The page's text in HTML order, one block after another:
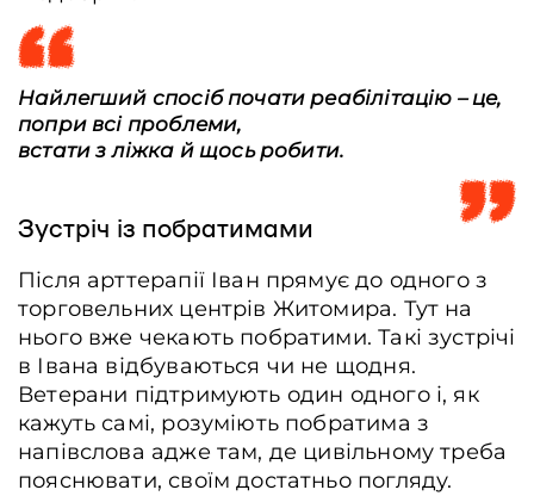
Ветеран Іван Недобрик спускається за допомогою спеціального
/ Frontliner
Hайлегший спосіб почати реабілітацію – це,
попри всі проблеми,
встати з ліжка й щось робити.
Зустріч із побратимами
Після арттерапії Іван прямує до одного з
торговельних центрів Житомира. Тут на
нього вже чекають побратими. Такі зустрічі
в Івана відбуваються чи не щодня.
Ветерани підтримують один одного і, як
кажуть самі, розуміють побратима з
напівслова адже там, де цивільному треба
пояснювати, своїм достатньо погляду.